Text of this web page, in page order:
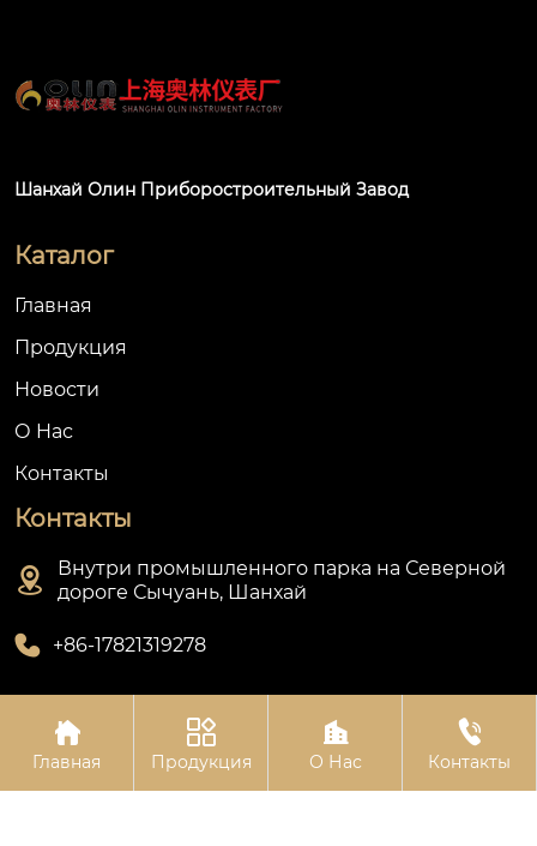
Шанхай Олин Приборостроительный Завод
Каталог
Главная
Продукция
Новости
О Hас
Контакты
Контакты

Внутри промышленного парка на Северной
дороге Сычуань, Шанхай
 +86-17821319278
Авторское право©Шанхай Олин Приборостроительный
Завод

Главная

Продукция

О Нас

Контакты